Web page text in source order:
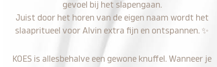
gevoel bij het slapengaan.
Juist door het horen van de eigen naam wordt het
slaapritueel voor Alvin extra fijn en ontspannen. ✨
KOES is allesbehalve een gewone knuffel. Wanneer je